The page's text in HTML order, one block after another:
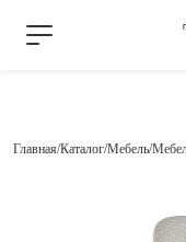
Главная Каталог Мебель